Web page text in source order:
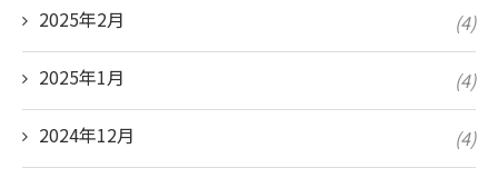
2025年2月 (4)
2025年1月 (4)
2024年12月 (4)